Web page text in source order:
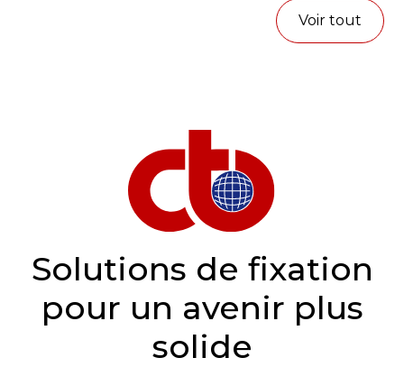
Voir tout
Solutions de fixation
pour un avenir plus
solide